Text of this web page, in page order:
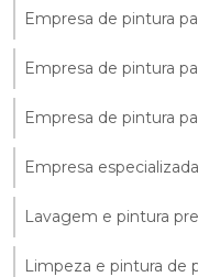
Empresa de pintura
Empresa de pintura
Empresa de pintura
Empresa
Lavagem e pintura
Limpeza e pintura de